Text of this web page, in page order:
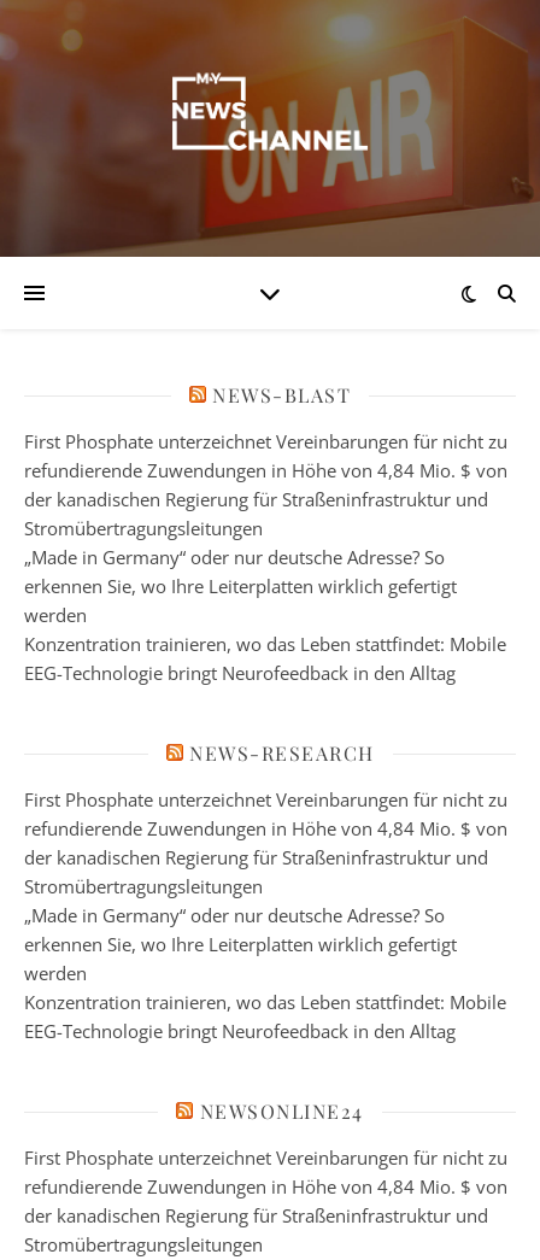
NEWS-BLAST
First Phosphate unterzeichnet Vereinbarungen für nicht zu
refundierende Zuwendungen in Höhe von 4,84 Mio. $ von
der kanadischen Regierung für Straßeninfrastruktur und
Stromübertragungsleitungen
„Made in Germany“ oder nur deutsche Adresse? So
erkennen Sie, wo Ihre Leiterplatten wirklich gefertigt
werden
Konzentration trainieren, wo das Leben stattfindet: Mobile
EEG-Technologie bringt Neurofeedback in den Alltag
NEWS-RESEARCH
First Phosphate unterzeichnet Vereinbarungen für nicht zu
refundierende Zuwendungen in Höhe von 4,84 Mio. $ von
der kanadischen Regierung für Straßeninfrastruktur und
Stromübertragungsleitungen
„Made in Germany“ oder nur deutsche Adresse? So
erkennen Sie, wo Ihre Leiterplatten wirklich gefertigt
werden
Konzentration trainieren, wo das Leben stattfindet: Mobile
EEG-Technologie bringt Neurofeedback in den Alltag
NEWSONLINE24
First Phosphate unterzeichnet Vereinbarungen für nicht zu
refundierende Zuwendungen in Höhe von 4,84 Mio. $ von
der kanadischen Regierung für Straßeninfrastruktur und
Stromübertragungsleitungen